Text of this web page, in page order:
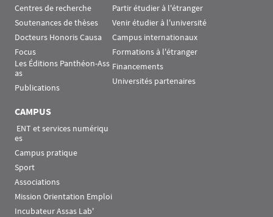
Centres de recherche
Soutenances de thèses
Docteurs Honoris Causa
Focus
Les Éditions Panthéon-Ass
as
Publications
Partir étudier à l'étranger
Venir étudier à l'université
Campus internationaux
Formations à l'étranger
Financements
Universités partenaires
CAMPUS
es
Campus pratique
Sport
Associations
Mission Orientation Emploi
Incubateur Assas Lab'